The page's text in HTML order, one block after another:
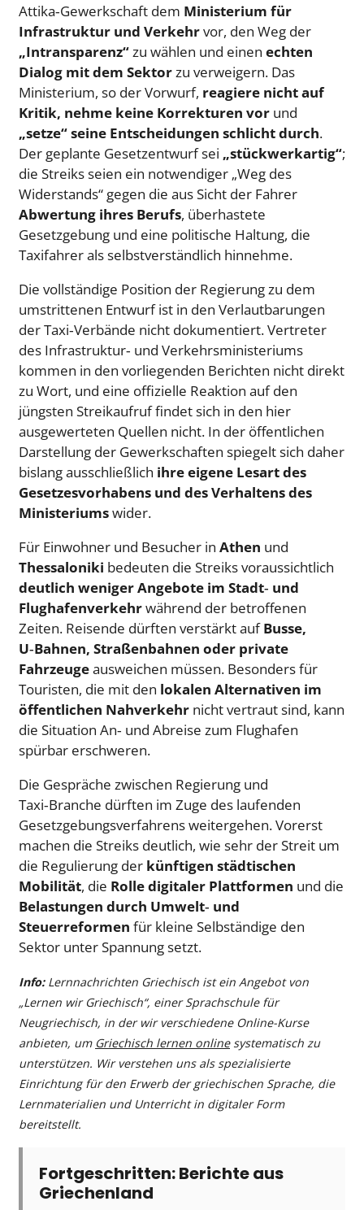
Attika‑Gewerkschaft dem Ministerium für
Infrastruktur und Verkehrvor, den Weg der
„Intransparenz“zu wählen und einen echten
Dialog mit dem Sektorzu verweigern. Das
Ministerium, so der Vorwurf, reagiere nicht auf
Kritik, nehme keine Korrekturen vor und
„setze“ seine Entscheidungen schlicht durch.
Der geplante Gesetzentwurf sei „stückwerkartig“;
die Streiks seien ein notwendiger „Weg des
Widerstands“ gegen die aus Sicht der Fahrer
Abwertung ihres Berufs, überhastete
Gesetzgebung und eine politische Haltung, die
Taxifahrer als selbstverständlich hinnehme.
Die vollständige Position der Regierung zu dem
umstrittenen Entwurf ist in den Verlautbarungen
der Taxi‑Verbände nicht dokumentiert. Vertreter
des Infrastruktur‑ und Verkehrsministeriums
kommen in den vorliegenden Berichten nicht direkt
zu Wort, und eine offizielle Reaktion auf den
jüngsten Streikaufruf findet sich in den hier
ausgewerteten Quellen nicht. In der öffentlichen
Darstellung der Gewerkschaften spiegelt sich daher
bislang ausschließlich ihre eigene Lesart des
Gesetzesvorhabens und des Verhaltens des
Ministeriumswider.
Für Einwohner und Besucher in Athen und
Thessaloniki bedeuten die Streiks voraussichtlich
deutlich weniger Angebote im Stadt‑ und
Flughafenverkehrwährend der betroffenen
Zeiten. Reisende dürften verstärkt aufBusse,
U‑Bahnen, Straßenbahnen oder private
Fahrzeugeausweichen müssen. Besonders für
Touristen, die mit den lokalen Alternativen im
öffentlichen Nahverkehr nicht vertraut sind, kann
die Situation An‑ und Abreise zum Flughafen
spürbar erschweren.
Die Gespräche zwischen Regierung und
Taxi‑Branche dürften im Zuge des laufenden
Gesetzgebungsverfahrens weitergehen. Vorerst
machen die Streiks deutlich, wie sehr der Streit um
die Regulierung der künftigen städtischen
Mobilität, die Rolle digitaler Plattformen und die
Belastungen durch Umwelt‑ und
Steuerreformen für kleine Selbständige den
Sektor unter Spannung setzt.
Info: Lernnachrichten Griechisch ist ein Angebot von
„Lernen wir Griechisch“, einer Sprachschule für
Neugriechisch, in der wir verschiedene Online-Kurse
anbieten, um Griechisch lernen onlinesystematisch zu
unterstützen. Wir verstehen uns als spezialisierte
Einrichtung für den Erwerb der griechischen Sprache, die
Lernmaterialien und Unterricht in digitaler Form
bereitstellt.
Fortgeschritten: Berichte aus
Griechenland